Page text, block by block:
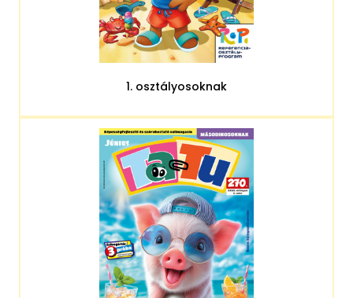
1. osztályosoknak